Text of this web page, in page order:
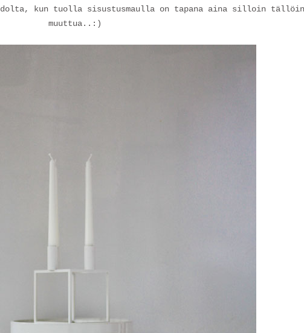
kun tuolla sisustusmaulla on tapana aina silloin tällöin
muuttua..:)